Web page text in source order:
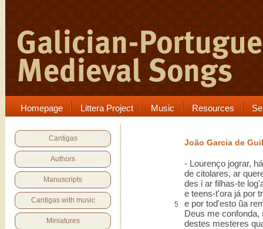
Homepage Littera Project Music Resources
Cantigas
Authors
Manuscripts
Cantigas with music
Miniatures
João Garcia de
- Lourenço jograr,
de citolares, ar
des i ar filhas-te
e teens-t'ora já por
5
e por tod'esto ũa
Deus me confonda,
destes mesteres